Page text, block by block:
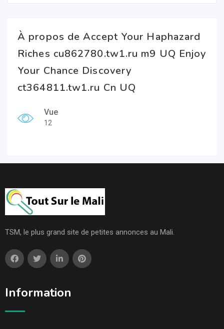
À propos de Accept Your Haphazard
Riches cu862780.tw1.ru m9 UQ Enjoy
Your Chance Discovery
ct364811.tw1.ru Cn UQ
Vue
12
TSM, le plus grand site de petites annonces au Mali.
Information